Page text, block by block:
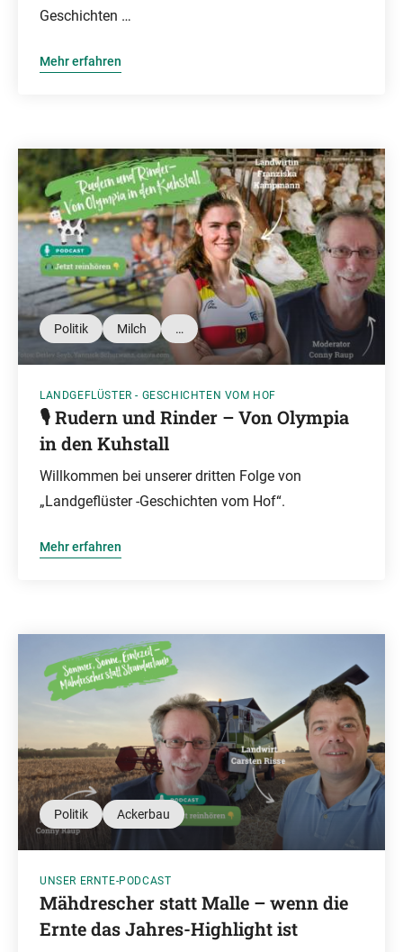
Geschichten …
Mehr erfahren
Politik Milch …
LANDGEFLÜSTER - GESCHICHTEN VOM HOF
🎙️ Rudern und Rinder – Von Olympia
in den Kuhstall
Willkommen bei unserer dritten Folge von
„Landgeflüster -Geschichten vom Hof“.
Mehr erfahren
Politik Ackerbau
UNSER ERNTE-PODCAST
Mähdrescher statt Malle – wenn die
Ernte das Jahres-Highlight ist